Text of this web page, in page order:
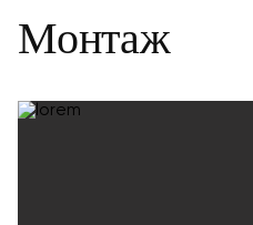
Монтаж